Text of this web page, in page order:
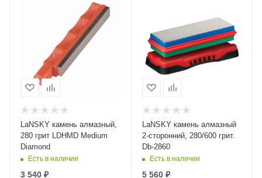
LaNSKY камень алмазный,
280 грит LDHMD Medium
Diamond
Есть в наличии
3 540 ₽
LaNSKY камень алмазный
2-сторонний, 280/600 грит.
Db-2860
Есть в наличии
5 560₽